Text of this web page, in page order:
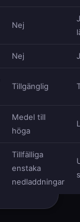
Nej
Nej
Tillgänglig
Medel till
höga
Tillfälliga
enstaka
nedladdningar